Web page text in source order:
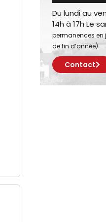
Du lundi au
14h à 17h Le
permanences en
de fin d’année)
Contact